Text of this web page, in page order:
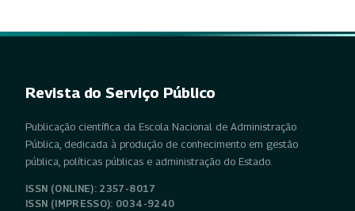
Revista do Serviço Público
Publicação científica da Escola Nacional de Administração
Pública, dedicada à produção de conhecimento em gestão
pública, políticas públicas e administração do Estado.
ISSN (ONLINE): 2357-8017
ISSN (IMPRESSO): 0034-9240